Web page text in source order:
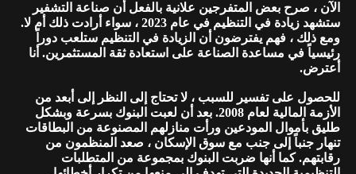
الآن ، صرح بعض المتفرجين علانية بالفعل أن صناعة التشفير
ستشهد زيادة في التنظيم في عام 2023 ، سواء أرادت ذلك أم لا.
ومع ذلك ، فهم يفترضون أن الزيادة في التنظيم ستلعب دوراً
رئيسياً في مساعدة الصناعة على استعادة ثقة المستثمرين. أنا
أعترض.
للحصول على تفسير للسبب ، لا تحتاج إلى النظر إلى أبعد من
الأزمة المالية لعام 2008. بعد أن لعبت البنوك بسرعة وبشكل
طليق بأموال المودعين ورأت منازلهم المصنوعة من البطاقات
تنهار جنباً إلى جنب مع سوق الإسكان ، صعد المنظمون من
رقابتهم. كما أنها ضربت البنوك بمجموعة من المتطلبات